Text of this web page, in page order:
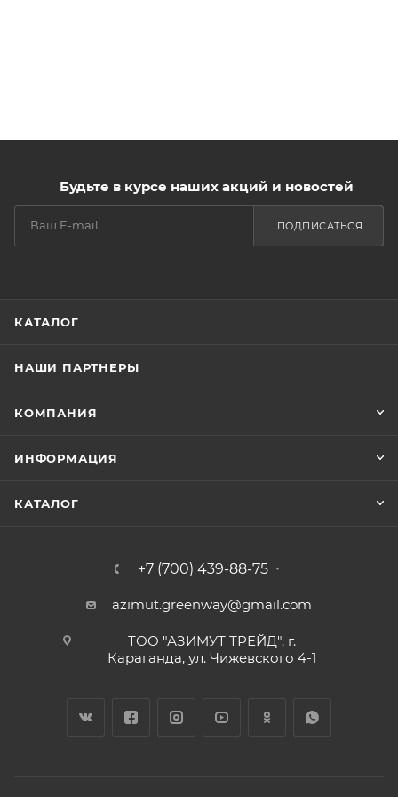
Будьте в курсе наших акций и новостей
ПОДПИСАТЬСЯ
КАТАЛОГ
НАШИ ПАРТНЕРЫ
КОМПАНИЯ
ИНФОРМАЦИЯ
КАТАЛОГ
+7 (700) 439-88-75
azimut.greenway@gmail.com
ТОО "АЗИМУТ ТРЕЙД", г.
Караганда, ул. Чижевского 4-1